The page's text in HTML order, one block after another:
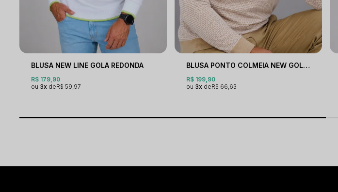
BLUSA NEW LINE GOLA REDONDA
R$ 179,90
3x
R$ 59,97
BLUSA PONTO COLMEIA NEW GOLA REDONDA
R$ 199,90
3x
R$ 66,63